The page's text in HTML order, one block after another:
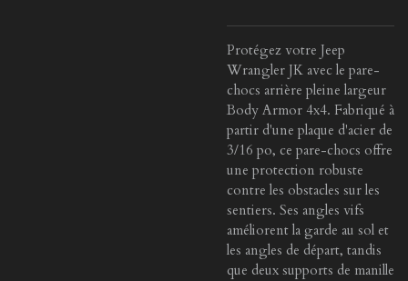
Protégez votre Jeep
Wrangler JK avec le pare-
chocs arrière pleine largeur
Body Armor 4x4. Fabriqué à
partir d'une plaque d'acier de
3/16 po, ce pare-chocs offre
une protection robuste
contre les obstacles sur les
sentiers. Ses angles vifs
améliorent la garde au sol et
les angles de départ, tandis
que deux supports de manille